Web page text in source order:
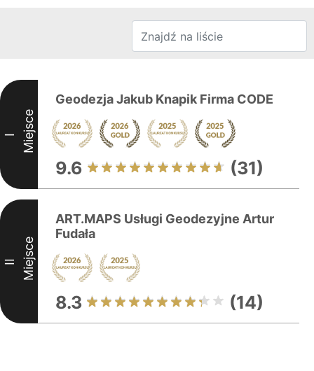
I Miejsce
Geodezja Jakub Knapik Firma CODE
9.6 (31)
II Miejsce
ART.MAPS Usługi Geodezyjne Artur
Fudała
8.3 (14)